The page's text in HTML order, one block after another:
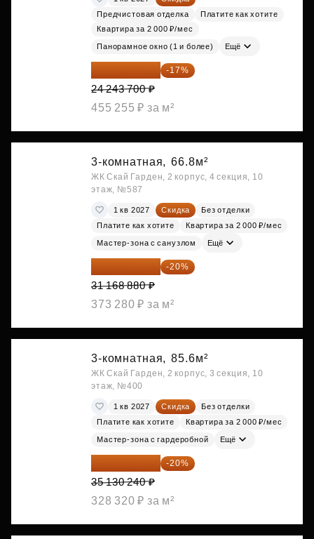
Предчистовая отделка
Платите как хотите
Квартира за 2 000 ₽/мес
Панорамное окно (1 и более) Ещё
20 122 271 ₽ -17%
24 243 700 ₽
455 255 ₽ за м²
3-комнатная, 66.8м²
ЖК Скай Гарден, 2 корпус, 4 секция, 10
этаж, №587
1 кв 2027 Скидка
Без отделки
Платите как хотите
Квартира за 2 000 ₽/мес
Мастер-зона с санузлом Ещё
24 935 104 ₽ -20%
31 168 880 ₽
373 280 ₽ за м²
3-комнатная, 85.6м²
ЖК Скай Гарден, 2 корпус, 3 секция, 10
этаж, №400
1 кв 2027 Скидка
Без отделки
Платите как хотите
Квартира за 2 000 ₽/мес
Мастер-зона с гардеробной Ещё
28 104 192 ₽ -20%
35 130 240 ₽
328 320 ₽ за м²